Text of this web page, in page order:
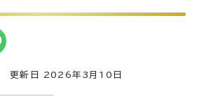
更新日 2026年3月10日